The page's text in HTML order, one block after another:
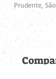
Prudente,